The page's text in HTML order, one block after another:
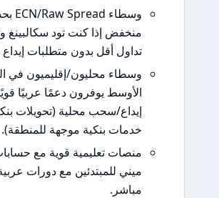
وسطاء ECN/Raw Spread بحد أدنى إيداع
منخفض إذا كنت تود سكالبينغ وتريد تكلفة
تداول أقل بدون متطلبات إيداع مرتفعة.
وسطاء محليون/إقليميون في الشرق
الأوسط يوفرون دعمًا عربيًا قويًا وخيارات
إيداع/سحب محلية (تحويلات بنكية محلية،
خدمات بنكية موجهة للمنطقة).
منصات تعليمية قوية مع حسابات مصغرة/
ميني للمبتدئين مع دورات عربية ودعم